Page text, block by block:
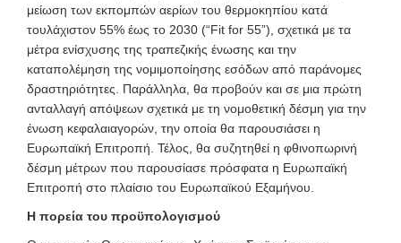
μείωση των εκπομπών αερίων του θερμοκηπίου κατά
τουλάχιστον 55% έως το 2030 (“Fit for 55”), σχετικά με τα
μέτρα ενίσχυσης της τραπεζικής ένωσης και την
καταπολέμηση της νομιμοποίησης εσόδων από παράνομες
δραστηριότητες. Παράλληλα, θα προβούν και σε μια πρώτη
ανταλλαγή απόψεων σχετικά με τη νομοθετική δέσμη για την
ένωση κεφαλαιαγορών, την οποία θα παρουσιάσει η
Ευρωπαϊκή Επιτροπή. Τέλος, θα συζητηθεί η φθινοπωρινή
δέσμη μέτρων που παρουσίασε πρόσφατα η Ευρωπαϊκή
Επιτροπή στο πλαίσιο του Ευρωπαϊκού Εξαμήνου.
Η πορεία του προϋπολογισμού